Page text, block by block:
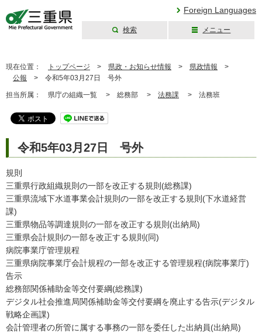
Foreign Languages
検索 メニュー
現在位置： トップページ > 県政・お知らせ情報 > 県政情報 >
公報 > 令和5年03月27日 号外
担当所属： 県庁の組織一覧 > 総務部 > 法務課 > 法務班
令和5年03月27日 号外
規則
三重県行政組織規則の一部を改正する規則(総務課)
三重県流域下水道事業会計規則の一部を改正する規則(下水道経営
課)
三重県物品等調達規則の一部を改正する規則(出納局)
三重県会計規則の一部を改正する規則(同)
病院事業庁管理規程
三重県病院事業庁会計規程の一部を改正する管理規程(病院事業庁)
告示
総務部関係補助金等交付要綱(総務課)
デジタル社会推進局関係補助金等交付要綱を廃止する告示(デジタル
戦略企画課)
会計管理者の所管に属する事務の一部を委任した出納員(出納局)